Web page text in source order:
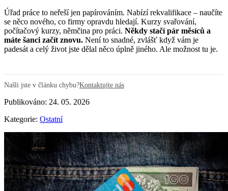
Úřad práce to neřeší jen papírováním. Nabízí rekvalifikace – naučíte
se něco nového, co firmy opravdu hledají. Kurzy svařování,
počítačový kurzy, němčina pro práci. Někdy stačí pár měsíců a
máte šanci začít znovu. Není to snadné, zvlášť když vám je
padesát a celý život jste dělal něco úplně jiného. Ale možnost tu je.
Našli jste v článku chybu?Kontaktujte nás
Publikováno: 24. 05. 2026
Kategorie: Ostatní